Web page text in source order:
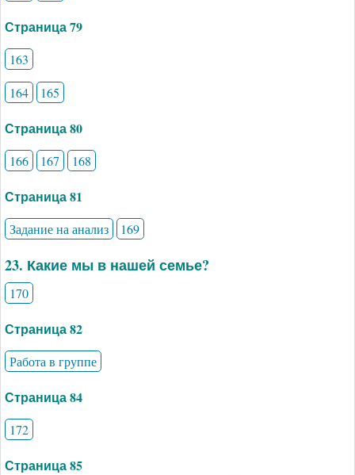
Страница 79
163
164
165
Страница 80
166 167 168
Страница 81
Задание на анализ 169
23. Какие мы в нашей семье?
170
Страница 82
Работа в группе
Страница 84
172
Страница 85